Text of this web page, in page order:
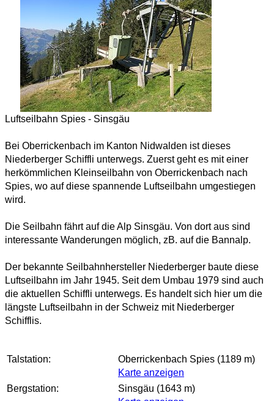
Luftseilbahn Spies - Sinsgäu
Bei Oberrickenbach im Kanton Nidwalden ist dieses
Niederberger Schiffli unterwegs. Zuerst geht es mit einer
herkömmlichen Kleinseilbahn von Oberrickenbach nach
Spies, wo auf diese spannende Luftseilbahn umgestiegen
wird.
Die Seilbahn fährt auf die Alp Sinsgäu. Von dort aus sind
interessante Wanderungen möglich, zB. auf die Bannalp.
Der bekannte Seilbahnhersteller Niederberger baute diese
Luftseilbahn im Jahr 1945. Seit dem Umbau 1979 sind auch
die aktuellen Schiffli unterwegs. Es handelt sich hier um die
längste Luftseilbahn in der Schweiz mit Niederberger
Schifflis.
Talstation:
Oberrickenbach Spies (1189 m)
Karte anzeigen
Bergstation:
Sinsgäu (1643 m)